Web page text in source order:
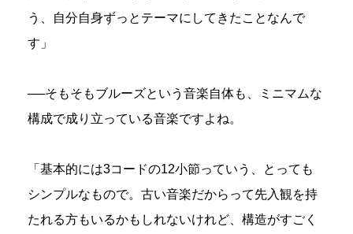
う、自分自身ずっとテーマにしてきたことなんで
す」
──そもそもブルーズという音楽自体も、ミニマムな
構成で成り立っている音楽ですよね。
「基本的には3コードの12小節っていう、とっても
シンプルなもので。古い音楽だからって先入観を持
たれる方もいるかもしれないけれど、構造がすごく